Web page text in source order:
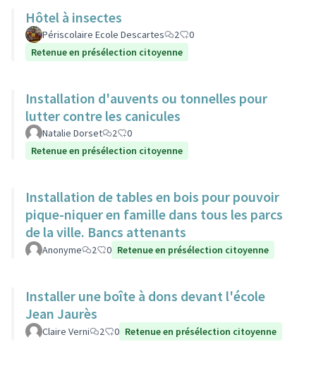
Hôtel à insectes
Périscolaire Ecole Descartes 2
0
Retenue en présélection citoyenne
Installation d'auvents ou tonnelles pour
lutter contre les canicules
Natalie Dorset 2
0
Retenue en présélection citoyenne
Installation de tables en bois pour pouvoir
pique-niquer en famille dans tous les parcs
de la ville. Bancs attenants
Anonyme 2 0 Retenue en présélection citoyenne
Installer une boîte à dons devant l'école
Jean Jaurès
Claire Verni 2 0 Retenue en présélection citoyenne